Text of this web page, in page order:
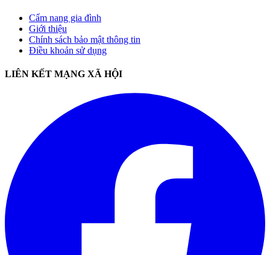
Cẩm nang gia đình
Giới thiệu
Chính sách bảo mật thông tin
Điều khoản sử dụng
LIÊN KẾT MẠNG XÃ HỘI